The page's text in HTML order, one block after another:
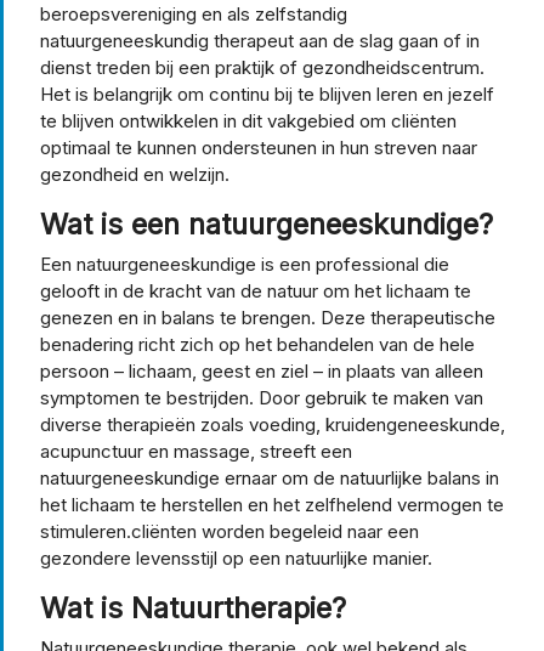
beroepsvereniging en als zelfstandig
natuurgeneeskundig therapeut aan de slag gaan of in
dienst treden bij een praktijk of gezondheidscentrum.
Het is belangrijk om continu bij te blijven leren en jezelf
te blijven ontwikkelen in dit vakgebied om cliënten
optimaal te kunnen ondersteunen in hun streven naar
gezondheid en welzijn.
Wat is een natuurgeneeskundige?
Een natuurgeneeskundige is een professional die
gelooft in de kracht van de natuur om het lichaam te
genezen en in balans te brengen. Deze therapeutische
benadering richt zich op het behandelen van de hele
persoon – lichaam, geest en ziel – in plaats van alleen
symptomen te bestrijden. Door gebruik te maken van
diverse therapieën zoals voeding, kruidengeneeskunde,
acupunctuur en massage, streeft een
natuurgeneeskundige ernaar om de natuurlijke balans in
het lichaam te herstellen en het zelfhelend vermogen te
stimuleren.cliënten worden begeleid naar een
gezondere levensstijl op een natuurlijke manier.
Wat is Natuurtherapie?